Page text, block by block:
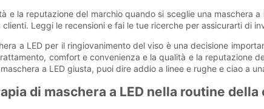
e la reputazione del marchio quando si sceglie una maschera
Leggi le recensioni e fai le tue ricerche per assicurarti di
a LED per il ringiovanimento del viso è una decisione
comfort e convenienza e la qualità e la reputazione
a LED giusta, puoi dire addio a linee e rughe e ciao a
di maschera a LED nella routine